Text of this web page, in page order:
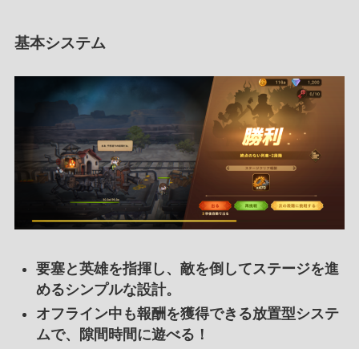
基本システム
要塞と英雄を指揮し、敵を倒してステージを進
めるシンプルな設計。
オフライン中も報酬を獲得できる放置型システ
ムで、隙間時間に遊べる！